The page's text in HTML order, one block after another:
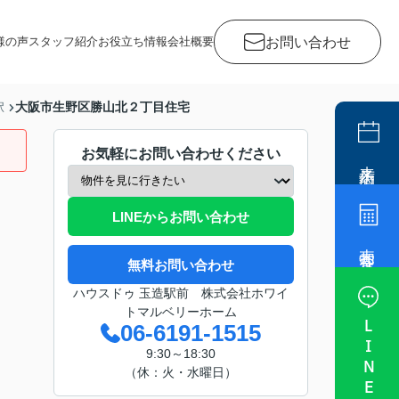
の声スタッフ紹介お役立ち情報会社概要 お問い合わせ
大阪市生野区勝山北２丁目住宅
お気軽にお問い合わせください
LINEからお問い合わせ
無料お問い合わせ
ハウスドゥ 玉造駅前 株式会社ホワイ
トマルベリーホーム
06-6191-1515
9:30～18:30
（休：火・水曜日）
LINE